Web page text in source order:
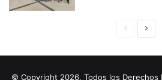
© Copyright 2026, Todos los